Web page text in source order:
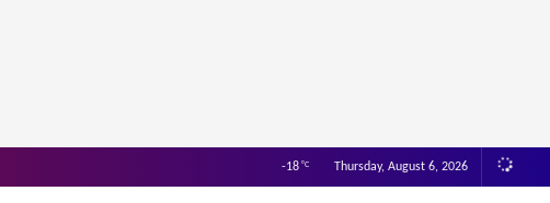
-18 °C Thursday, August 6, 2026